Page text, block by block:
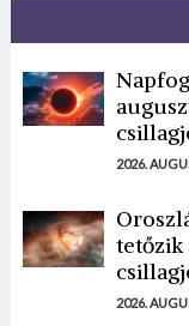
2026.
tetőzik
2026.